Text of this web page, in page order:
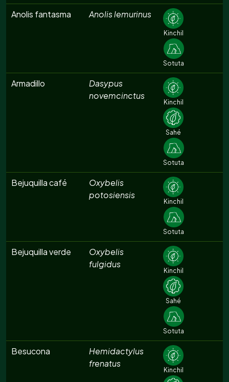
Anolis fantasma Anolis lemurinus
Kinchil
Sotuta
Armadillo
Dasypus
novemcinctus
Kinchil
Sahé
Sotuta
Bejuquilla café
Oxybelis
potosiensis
Kinchil
Sotuta
Bejuquilla verde
Oxybelis
fulgidus
Kinchil
Sahé
Sotuta
Besucona
Hemidactylus
frenatus
Kinchil